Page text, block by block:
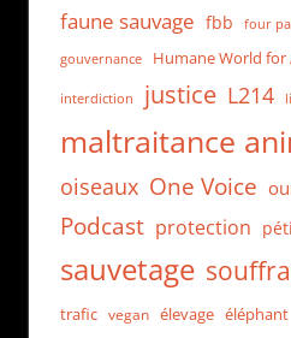
faune sauvage fbb four
gouvernance Humane World for
interdiction justice L214
maltraitance
oiseaux One Voice
Podcast protection
sauvetage
trafic vegan élevage éléphant